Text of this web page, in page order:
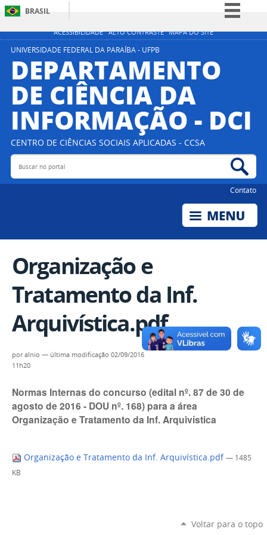
ACESSIBILIDADE ALTO CONTRASTE MAPA DO SITE
BRASIL
Simplifique!
Participe
Acesso à informação
Legislação
Canais
UNIVERSIDADE FEDERAL DA PARAÍBA - UFPB
DEPARTAMENTO
DE CIÊNCIA DA
INFORMAÇÃO - DCI
CENTRO DE CIÊNCIAS SOCIAIS APLICADAS - CCSA
Buscar no portal
Contato
Organização e
Tratamento da Inf.
Arquivística.pdf
poralnio — última modificação 02/09/2016
11h20
Normas Internas do concurso (edital nº. 87 de 30 de
agosto de 2016 - DOU nº. 168) para a área
Organização e Tratamento da Inf. Arquivística
Organização e Tratamento da Inf. Arquivística.pdf — 1485
KB
Voltar para o topo